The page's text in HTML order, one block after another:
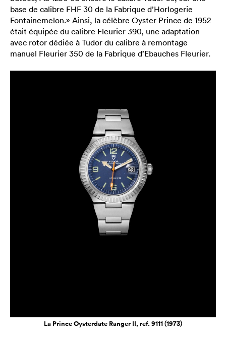
base de calibre FHF 30 de la Fabrique d’Horlogerie
Fontainemelon.» Ainsi, la célèbre Oyster Prince de 1952
était équipée du calibre Fleurier 390, une adaptation
avec rotor dédiée à Tudor du calibre à remontage
manuel Fleurier 350 de la Fabrique d’Ebauches Fleurier.
La Prince Oysterdate Ranger II, ref. 9111 (1973)